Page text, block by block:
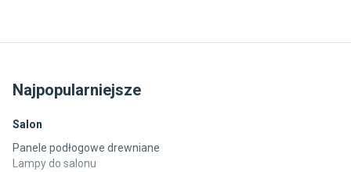
Najpopularniejsze
Salon
Panele podłogowe drewniane
Lampy do salonu